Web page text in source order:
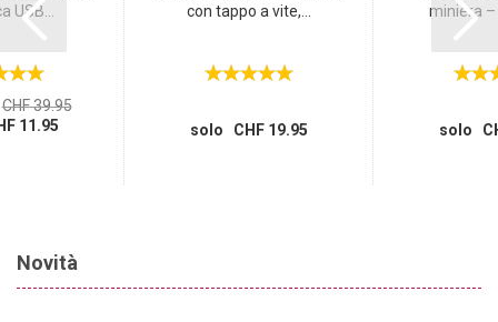
USB...
CHF 39.95
11.95
con tappo a vite,...
solo CHF 19.95
miniera –
solo
Novità